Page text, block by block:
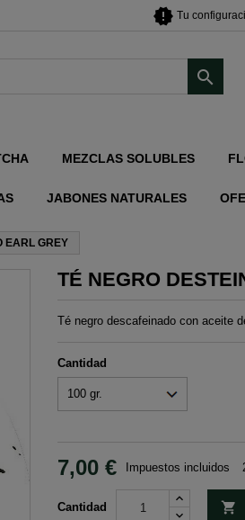
new_releases Tu

MEZCLAS SOLUBLES
JABONES NATURALES
EARL GREY
TÉ NEGRO
Té negro descafeinado con aceite
Cantidad
7,00 € Impuestos incluidos
Cantidad 